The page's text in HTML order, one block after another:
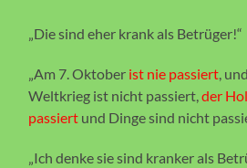
„Die sind eher krank als Betrüger!“
„Am 7. Oktober ist nie passiert,
Weltkrieg ist nicht passiert,der
passiert und Dinge sind nicht
„Ich denke sie sind kranker als